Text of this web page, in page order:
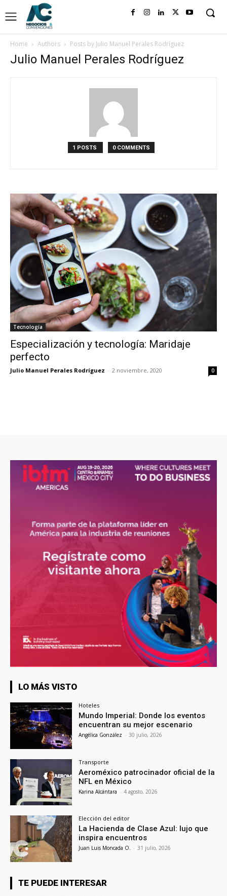
Home Authors Posts by Julio Manuel Perales Rodríguez
Julio Manuel Perales Rodríguez
1 POSTS 0 COMMENTS
Tecnología
Especialización y tecnología: Maridaje
perfecto
Julio Manuel Perales Rodríguez - 2 noviembre, 2020 0
LO MÁS VISTO
Hoteles
Mundo Imperial: Donde los eventos
encuentran su mejor escenario
Angélica González - 30 julio, 2026
Transporte
Aeroméxico patrocinador oficial de la
NFL en México
Karina Alcántara - 4 agosto, 2026
Elección del editor
La Hacienda de Clase Azul: lujo que
inspira encuentros
Juan Luis Moncada O. - 31 julio, 2026
TE PUEDE INTERESAR